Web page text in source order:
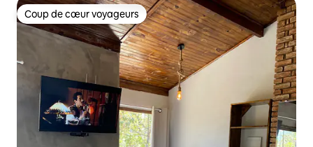
Coup de cœur voyageurs
Coup de cœur voyageurs